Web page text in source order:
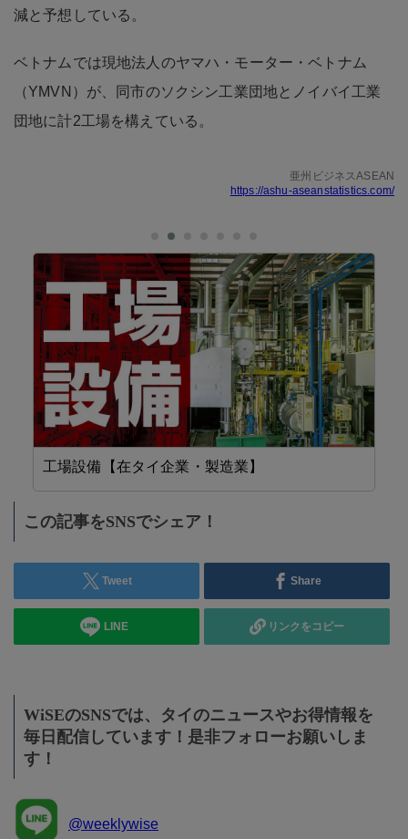
減と予想している。
ベトナムでは現地法人のヤマハ・モーター・ベトナム
（YMVN）が、同市のソクシン工業団地とノイバイ工業
団地に計2工場を構えている。
亜州ビジネスASEAN
https://ashu-aseanstatistics.com/
工場設備【在タイ企業・製造業】
この記事をSNSでシェア！
Tweet Share
LINE リンクをコピー
WiSEのSNSでは、タイのニュースやお得情報を
毎日配信しています！是非フォローお願いしま
す！
@weeklywise